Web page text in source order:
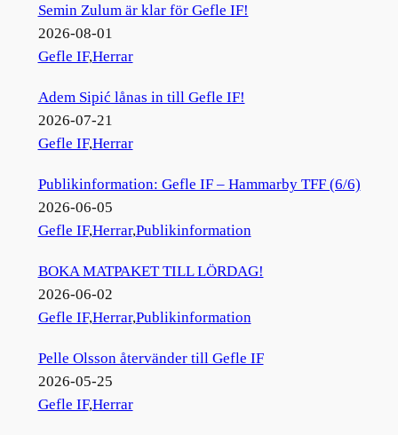
Semin Zulum är klar för Gefle IF!
2026-08-01
Gefle IF,Herrar
Adem Sipić lånas in till Gefle IF!
2026-07-21
Gefle IF,Herrar
Publikinformation: Gefle IF – Hammarby TFF (6/6)
2026-06-05
Gefle IF,Herrar,Publikinformation
BOKA MATPAKET TILL LÖRDAG!
2026-06-02
Gefle IF,Herrar,Publikinformation
Pelle Olsson återvänder till Gefle IF
2026-05-25
Gefle IF,Herrar